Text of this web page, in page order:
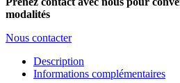
modalités
Nous contacter
Description
Informations complémentaires